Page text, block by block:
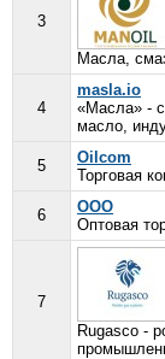
3
Масла,
4
masla.io
«Масла» -
масло,
5
Oilcom
Торговая
6
OOO
Оптовая
7
Rugasco -